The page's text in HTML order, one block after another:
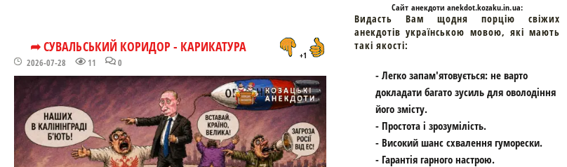
➦ СУВАЛЬСЬКИЙ КОРИДОР - КАРИКАТУРА
2026-07-28 11 0
+1
Cайт анекдоти anekdot.kozaku.in.ua:
Видасть Вам щодня порцію свіжих
анекдотів українською мовою, які мають
такі якості:
- Легко запам'ятовується: не варто
докладати багато зусиль для оволодіння
його змісту.
- Простота і зрозумілість.
- Високий шанс схвалення гуморески.
- Гарантія гарного настрою.